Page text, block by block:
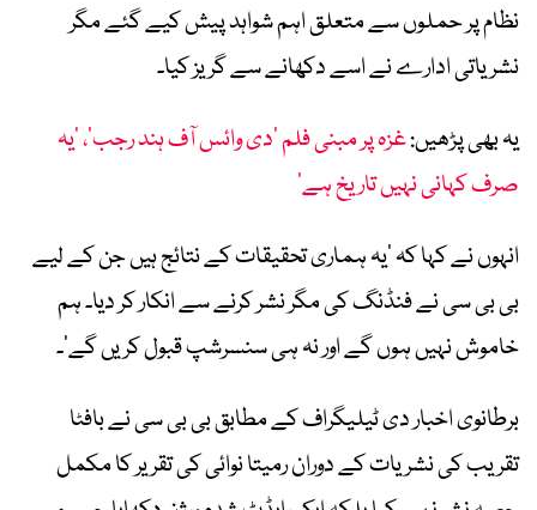
نظام پر حملوں سے متعلق اہم شواہد پیش کیے گئے مگر
نشریاتی ادارے نے اسے دکھانے سے گریز کیا۔
یہ بھی پڑھیں:غزہ پر مبنی فلم ’دی وائس آف ہند رجب‘، ’یہ
صرف کہانی نہیں تاریخ ہے‘
انہوں نے کہا کہ ’یہ ہماری تحقیقات کے نتائج ہیں جن کے لیے
بی بی سی نے فنڈنگ کی مگر نشر کرنے سے انکار کر دیا۔ ہم
خاموش نہیں ہوں گے اور نہ ہی سنسرشپ قبول کریں گے‘۔
برطانوی اخبار دی ٹیلیگراف کے مطابق بی بی سی نے بافٹا
تقریب کی نشریات کے دوران رمیتا نوائی کی تقریر کا مکمل